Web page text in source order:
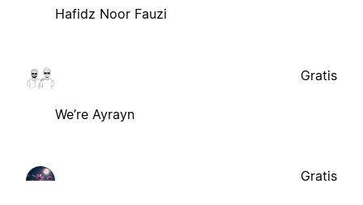
Hafidz Noor Fauzi
We’re Ayrayn
Gratis
Gratis